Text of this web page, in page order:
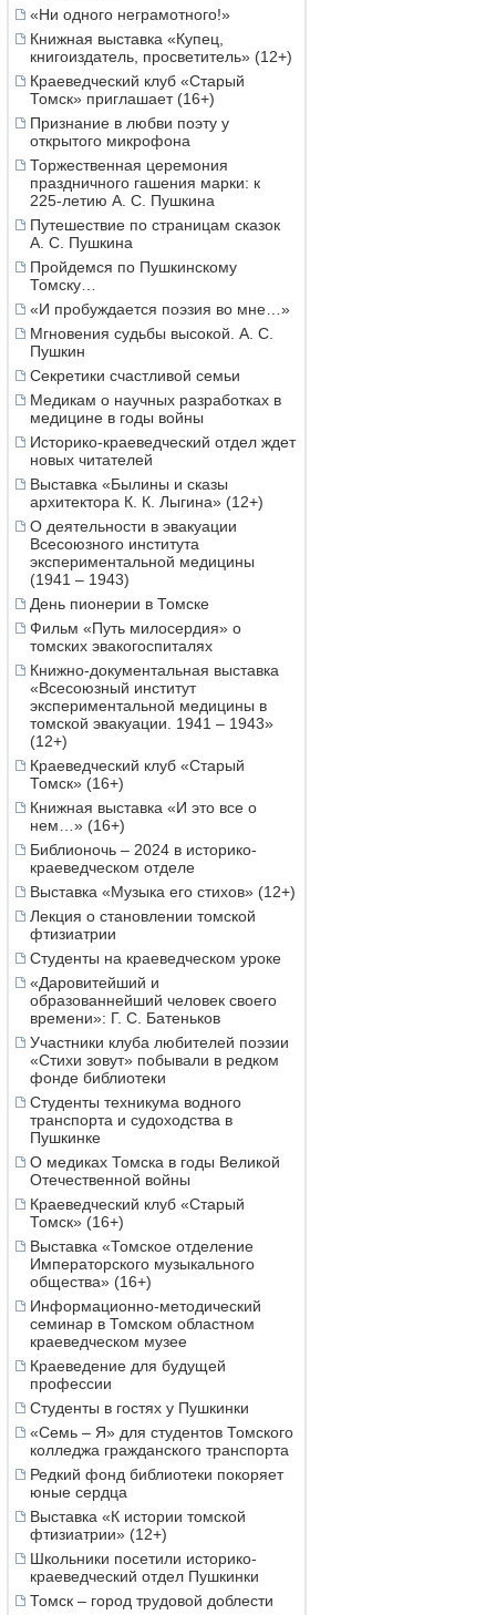
«Ни одного неграмотного!»
Книжная выставка «Купец,
книгоиздатель, просветитель» (12+)
Краеведческий клуб «Старый
Томск» приглашает (16+)
Признание в любви поэту у
открытого микрофона
Торжественная церемония
праздничного гашения марки: к
225-летию А. С. Пушкина
Путешествие по страницам сказок
А. С. Пушкина
Пройдемся по Пушкинскому
Томску…
«И пробуждается поэзия во мне…»
Мгновения судьбы высокой. А. С.
Пушкин
Секретики счастливой семьи
Медикам о научных разработках в
медицине в годы войны
Историко-краеведческий отдел ждет
новых читателей
Выставка «Былины и сказы
архитектора К. К. Лыгина» (12+)
О деятельности в эвакуации
Всесоюзного института
экспериментальной медицины
(1941 – 1943)
День пионерии в Томске
Фильм «Путь милосердия» о
томских эвакогоспиталях
Книжно-документальная выставка
«Всесоюзный институт
экспериментальной медицины в
томской эвакуации. 1941 – 1943»
(12+)
Краеведческий клуб «Старый
Томск» (16+)
Книжная выставка «И это все о
нем…» (16+)
Библионочь – 2024 в историко-
краеведческом отделе
Выставка «Музыка его стихов» (12+)
Лекция о становлении томской
фтизиатрии
Студенты на краеведческом уроке
«Даровитейший и
образованнейший человек своего
времени»: Г. С. Батеньков
Участники клуба любителей поэзии
«Стихи зовут» побывали в редком
фонде библиотеки
Студенты техникума водного
транспорта и судоходства в
Пушкинке
О медиках Томска в годы Великой
Отечественной войны
Краеведческий клуб «Старый
Томск» (16+)
Выставка «Томское отделение
Императорского музыкального
общества» (16+)
Информационно-методический
семинар в Томском областном
краеведческом музее
Краеведение для будущей
профессии
Студенты в гостях у Пушкинки
«Семь – Я» для студентов Томского
колледжа гражданского транспорта
Редкий фонд библиотеки покоряет
юные сердца
Выставка «К истории томской
фтизиатрии» (12+)
Школьники посетили историко-
краеведческий отдел Пушкинки
Томск – город трудовой доблести